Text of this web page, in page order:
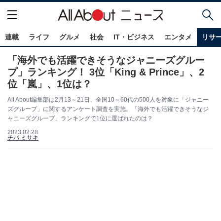
連載 ライフ グルメ 社会 IT・ビジネス エンタメ リサ
「海外でも活躍できそうなジャニーズグルー
プ」ランキング！ 3位「King & Prince」、2
位「嵐」、1位は？
All About編集部は2月13～21日、全国10～60代の500人を対象に「ジャニー
ズグループ」に関するアンケート調査を実施。「海外でも活躍できそうなジ
ャニーズグループ」ランキングで1位に選ばれたのは？
2023.02.28
チバ ミサキ